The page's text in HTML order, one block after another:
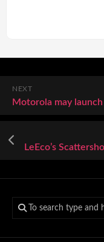
NEXT
LeEco’s